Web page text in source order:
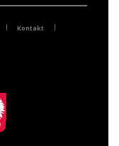
Kontakt